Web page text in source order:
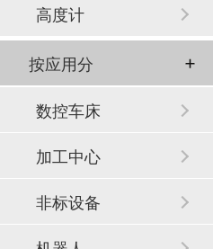
高度计
按应用分
数控车床
加工中心
非标设备